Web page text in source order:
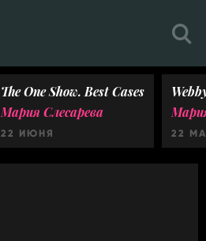
The One Show. Best Cases
Мария Слесарева
22 ИЮНЯ 22